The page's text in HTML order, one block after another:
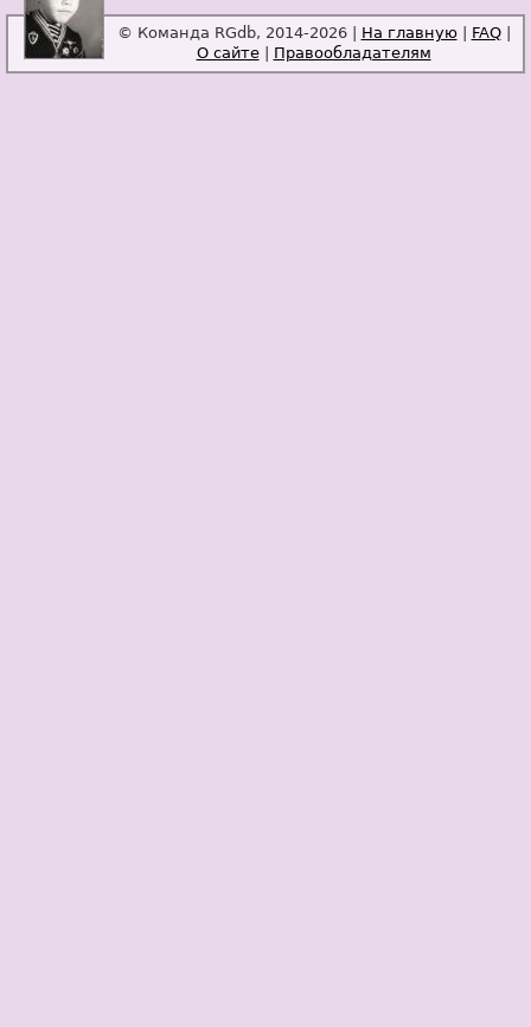
© Команда RGdb, 2014-2026 | На главную| FAQ|
О сайте| Правообладателям